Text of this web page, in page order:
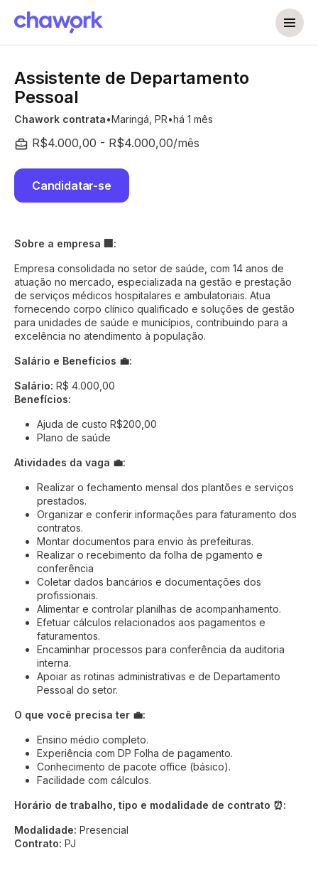
Assistente de Departamento
Pessoal
Chawork contrata Maringá, PR há 1 mês
R$4.000,00 - R$4.000,00/mês
Candidatar-se
Sobre a empresa 🏢:
Empresa consolidada no setor de saúde, com 14 anos de
atuação no mercado, especializada na gestão e prestação
de serviços médicos hospitalares e ambulatoriais. Atua
fornecendo corpo clínico qualificado e soluções de gestão
para unidades de saúde e municípios, contribuindo para a
excelência no atendimento à população.
Salário e Benefícios 💼:
Salário: R$ 4.000,00
Benefícios:
Ajuda de custo R$200,00
Plano de saúde
Atividades da vaga 💼:
Realizar o fechamento mensal dos plantões e serviços
prestados.
Organizar e conferir informações para faturamento dos
contratos.
Montar documentos para envio às prefeituras.
Realizar o recebimento da folha de pgamento e
conferência
Coletar dados bancários e documentações dos
profissionais.
Alimentar e controlar planilhas de acompanhamento.
Efetuar cálculos relacionados aos pagamentos e
faturamentos.
Encaminhar processos para conferência da auditoria
interna.
Apoiar as rotinas administrativas e de Departamento
Pessoal do setor.
O que você precisa ter 💼:
Ensino médio completo.
Experiência com DP Folha de pagamento.
Conhecimento de pacote office (básico).
Facilidade com cálculos.
Horário de trabalho, tipo e modalidade de contrato ⏰:
Modalidade: Presencial
Contrato: PJ